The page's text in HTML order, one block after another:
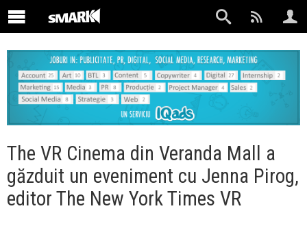
The VR Cinema din Veranda Mall a
găzduit un eveniment cu Jenna Pirog,
editor The New York Times VR